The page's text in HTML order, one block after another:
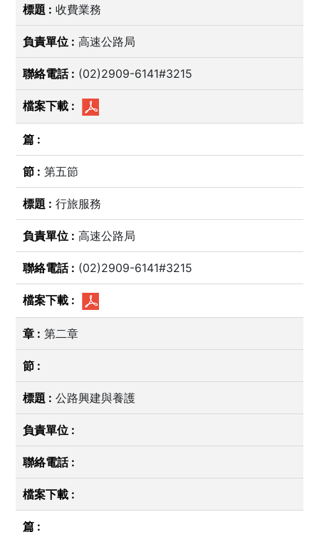
收費業務
高速公路局
(02)2909-6141#3215
第五節
行旅服務
高速公路局
(02)2909-6141#3215
第二章
公路興建與養護